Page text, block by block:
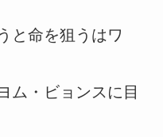
と命を狙うはワ
ム・ビョンスに目